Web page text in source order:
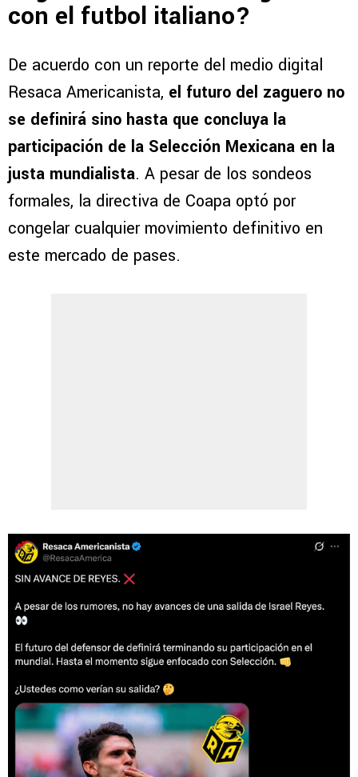
con el futbol italiano?
De acuerdo con un reporte del medio digital
Resaca Americanista, el futuro del zaguero no
se definirá sino hasta que concluya la
participación de la Selección Mexicana en la
justa mundialista. A pesar de los sondeos
formales, la directiva de Coapa optó por
congelar cualquier movimiento definitivo en
este mercado de pases.